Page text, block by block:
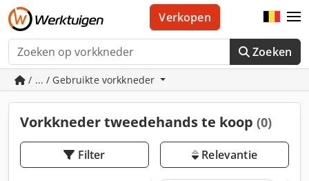
Zoeken
Verkopen
/ ... / Gebruikte vorkkneder
Vorkkneder tweedehands te koop (0)
Filter Relevantie